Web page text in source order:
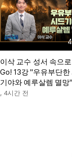
이삭 교수 성서 속으
Go! 13강 "우유부단한
기야와 예루살렘 멸망"
, 4시간 전